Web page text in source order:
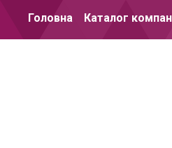
Головна Каталог